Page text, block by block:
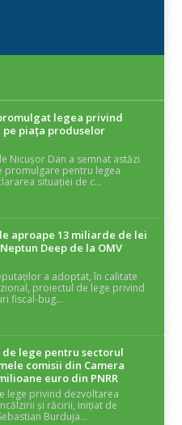
legea privind
piaţa produselor
Nicușor Dan a semnat astăzi
promulgare pentru legea
situației de c...
aproape 13 miliarde de lei
Deep de la OMV
a adoptat, în calitate
proiectul de lege privind
fiscal-bug...
lege pentru sectorul
comisii din Camera
euro din PNRR
lege privind dezvoltarea
și răcirii, inițiat de
Burduja...